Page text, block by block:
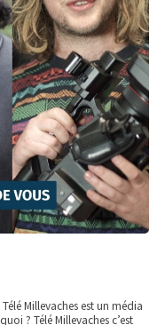
Millevaches est un média
? Télé Millevaches c’est